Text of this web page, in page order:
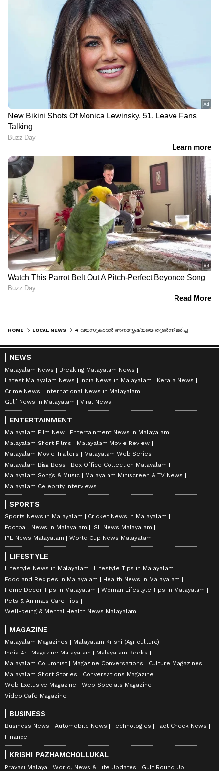
HOME LOCAL NEWS
NEWS
Malayalam News
Breaking Malayalam News
Latest Malayalam News
India News in Malayalam
Kerala News
Crime News
International News in Malayalam
Gulf News in Malayalam
Viral News
ENTERTAINMENT
Malayalam Film New
Entertainment News in Malayalam
Malayalam Short Films
Malayalam Movie Review
Malayalam Movie Trailers
Malayalam Web Series
Malayalam Bigg Boss
Box Office Collection Malayalam
Malayalam Songs & Music
Malayalam Miniscreen & TV News
Malayalam Celebrity Interviews
SPORTS
Sports News in Malayalam
Cricket News in Malayalam
Football News in Malayalam
ISL News Malayalam
IPL News Malayalam
World Cup News Malayalam
LIFESTYLE
Lifestyle News in Malayalam
Lifestyle Tips in Malayalam
Food and Recipes in Malayalam
Health News in Malayalam
Home Decor Tips in Malayalam
Woman Lifestyle Tips in Malayalam
Pets & Animals Care Tips
Well-being & Mental Health News Malayalam
MAGAZINE
Malayalam Magazines
Malayalam Krishi (Agriculture)
India Art Magazine Malayalam
Malayalam Books
Malayalam Columnist
Magazine Conversations
Culture Magazines
Malayalam Short Stories
Conversations Magazine
Web Exclusive Magazine
Web Specials Magazine
Video Cafe Magazine
BUSINESS
Business News Automobile News Technologies
Fact Check News
Finance
KRISHI PAZHAMCHOLLUKAL
Pravasi Malayali World, News & Life Updates Gulf Round Up